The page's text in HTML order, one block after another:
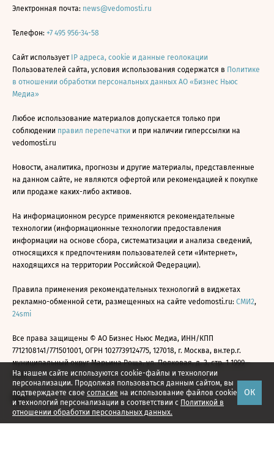
На нашем сайте используются cookie-файлы и технологии
персонализации. Продолжая пользоваться данным сайтом, вы
подтверждаете свое согласие на использование файлов cookie
и технологий персонализации в соответствии с Политикой в
отношении обработки персональных данных.
ОК
Электронная почта: news@vedomosti.ru
Телефон: +7 495 956-34-58
Сайт использует IP адреса, cookie и данные геолокации
Пользователей сайта, условия использования содержатся в Политике
в отношении обработки персональных данных АО «Бизнес Ньюс
Медиа»
Любое использование материалов допускается только при
соблюдении правил перепечатки и при наличии гиперссылки на
vedomosti.ru
Новости, аналитика, прогнозы и другие материалы, представленные
на данном сайте, не являются офертой или рекомендацией к покупке
или продаже каких-либо активов.
На информационном ресурсе применяются рекомендательные
технологии (информационные технологии предоставления
информации на основе сбора, систематизации и анализа сведений,
относящихся к предпочтениям пользователей сети «Интернет»,
находящихся на территории Российской Федерации).
Правила применения рекомендательных технологий в виджетах
рекламно-обменной сети, размещенных на сайте vedomosti.ru: СМИ2,
24smi
Все права защищены © АО Бизнес Ньюс Медиа, ИНН/КПП
7712108141/771501001, ОГРН 1027739124775, 127018, г. Москва, вн.тер.г.
муниципальный округ Марьина Роща, ул. Полковая, д. 3, стр. 1 1999—
2026